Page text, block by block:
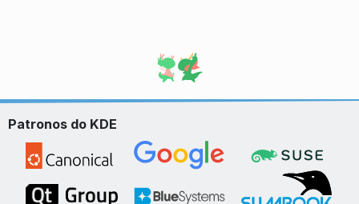
Patronos do KDE